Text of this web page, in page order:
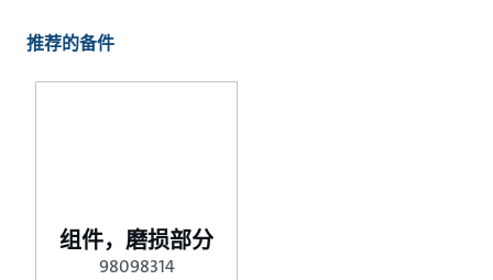
推荐的备件
组件，磨损部分
98098314